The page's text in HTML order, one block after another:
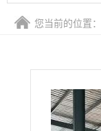
证书荣誉
在线留言
您当前的位置：